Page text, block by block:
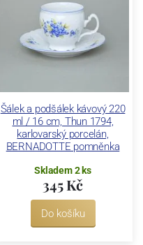
Šálek a podšálek kávový 220
ml / 16 cm, Thun 1794,
karlovarský porcelán,
BERNADOTTE pomněnka
Skladem 2 ks
345 Kč
Do košíku